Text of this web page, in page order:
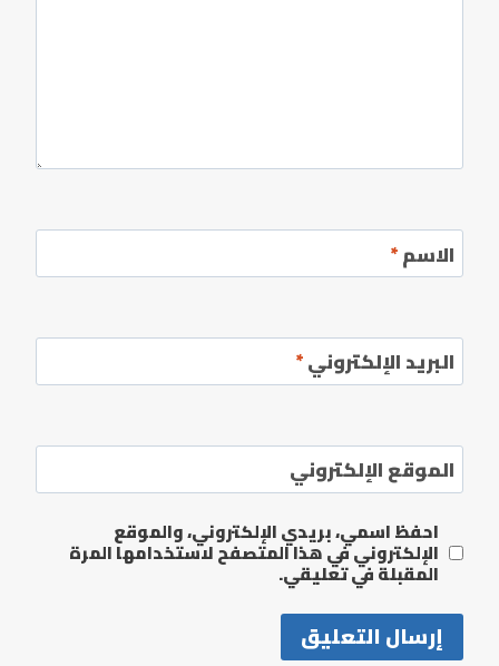
الاسم*
البريد الإلكتروني*
الموقع الإلكتروني
احفظ اسمي، بريدي الإلكتروني، والموقع
الإلكتروني في هذا المتصفح لاستخدامها المرة
المقبلة في تعليقي.